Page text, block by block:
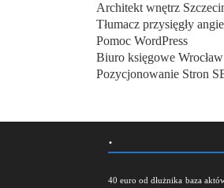
Architekt wnętrz
Tłumacz przysięgły
Pomoc WordPress
Biuro księgowe Wrocław
Pozycjonowanie Stron
.
40 euro od dłużnika baza